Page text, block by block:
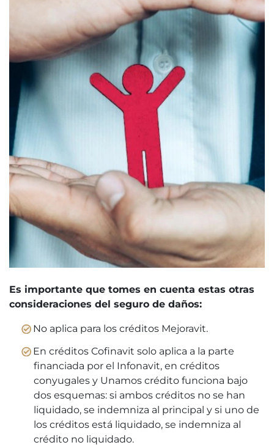
Es importante que tomes en cuenta estas otras
consideraciones del seguro de daños:
No aplica para los créditos Mejoravit.
En créditos Cofinavit solo aplica a la parte
financiada por el Infonavit, en créditos
conyugales y Unamos crédito funciona bajo
dos esquemas: si ambos créditos no se han
liquidado, se indemniza al principal y si uno de
los créditos está liquidado, se indemniza al
crédito no liquidado.